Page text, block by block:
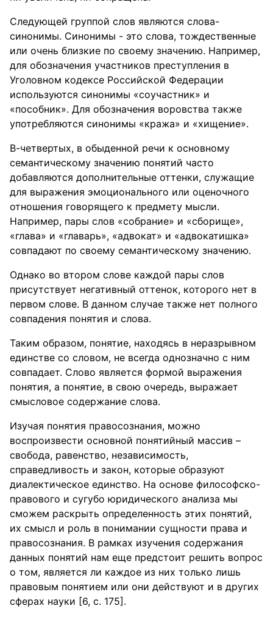
Следующей группой слов являются слова-
синонимы. Синонимы - это слова, тождественные
или очень близкие по своему значению. Например,
для обозначения участников преступления в
Уголовном кодексе Российской Федерации
используются синонимы «соучастник» и
«пособник». Для обозначения воровства также
употребляются синонимы «кража» и «хищение».
В-четвертых, в обыденной речи к основному
семантическому значению понятий часто
добавляются дополнительные оттенки, служащие
для выражения эмоционального или оценочного
отношения говорящего к предмету мысли.
Например, пары слов «собрание» и «сборище»,
«глава» и «главарь», «адвокат» и «адвокатишка»
совпадают по своему семантическому значению.
Однако во втором слове каждой пары слов
присутствует негативный оттенок, которого нет в
первом слове. В данном случае также нет полного
совпадения понятия и слова.
Таким образом, понятие, находясь в неразрывном
единстве со словом, не всегда однозначно с ним
совпадает. Слово является формой выражения
понятия, а понятие, в свою очередь, выражает
смысловое содержание слова.
Изучая понятия правосознания, можно
воспроизвести основной понятийный массив –
свобода, равенство, независимость,
справедливость и закон, которые образуют
диалектическое единство. На основе философско-
правового и сугубо юридического анализа мы
сможем раскрыть определенность этих понятий,
их смысл и роль в понимании сущности права и
правосознания. В рамках изучения содержания
данных понятий нам еще предстоит решить вопрос
о том, является ли каждое из них только лишь
правовым понятием или они действуют и в других
сферах науки [6, с. 175].